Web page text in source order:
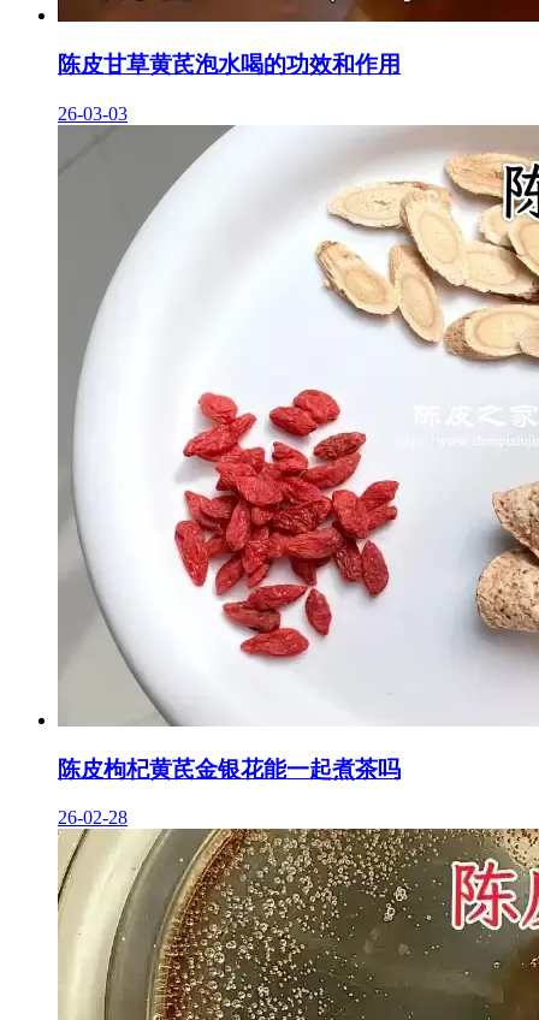
陈皮甘草黄芪泡水喝的功效和作用
26-03-03
陈皮枸杞黄芪金银花能一起煮茶吗
26-02-28